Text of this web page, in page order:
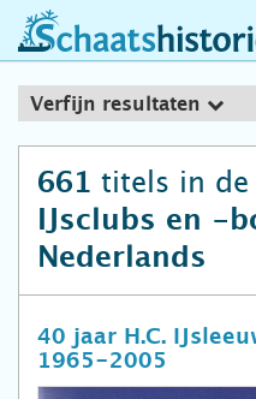
schaatshistorie.nl
Verfijn resultaten
661 titels in de
IJsclubs en -
Nederlands
40 jaar H.C.
1965-2005